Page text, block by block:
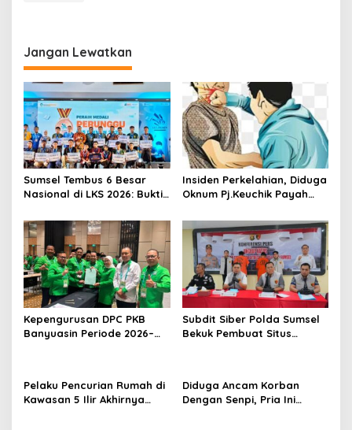
Jangan Lewatkan
Sumsel Tembus 6 Besar
Nasional di LKS 2026: Bukti
Mampu Bersaing di Tingkat
Nasional
Insiden Perkelahian, Diduga
Oknum Pj.Keuchik Payah
Kepengurusan DPC PKB
Banyuasin Periode 2026–
Subdit Siber Polda Sumsel
Bekuk Pembuat Situs
Pelaku Pencurian Rumah di
Kawasan 5 Ilir Akhirnya
Diduga Ancam Korban
Dengan Senpi, Pria Ini